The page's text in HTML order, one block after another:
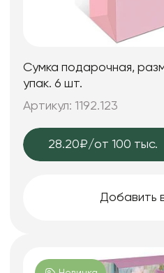
Сумка подарочная,
упак. 6 шт.
Артикул: 1192.123
28.20₽/от 100 тыс.
Добавить